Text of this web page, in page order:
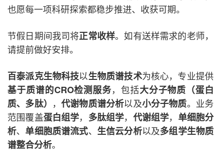
也愿每一项科研探索都稳步推进、收获可期。
节假日期间我司将正常收样。如有送样需求的老师，
请提前做好安排。
百泰派克生物科技以生物质谱技术为核心，专业提供
基于质谱的CRO检测服务，包括大分子物质（蛋白
质、多肽） ，代谢物质谱分析以及小分子物质。业务
范围覆盖蛋白组学， 多肽组学， 代谢组学， 单细胞分
析、 单细胞质谱流式、 生信云分析以及多组学生物质
谱整合分析。